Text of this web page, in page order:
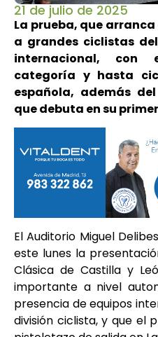
21 de julio de 2025
La prueba, que
a grandes ciclistas
internacional, con
categoría y hasta
española, además
que debuta en su
El Auditorio Miguel
este lunes la
Clásica de Castilla y
importante a nivel
presencia de equipos
división ciclista, y que el